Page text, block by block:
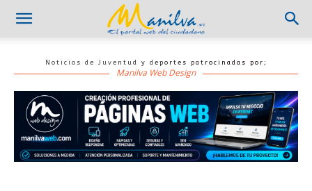
Noticias de Juventud y deportes patrocinadas por;
Manilva Web Design